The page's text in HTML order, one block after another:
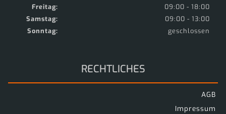
Freitag:
09:00 - 18:00
Samstag:
09:00 - 13:00
Sonntag:
geschlossen
RECHTLICHES
AGB
Impressum